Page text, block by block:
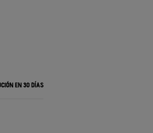
EN 30 DÍAS